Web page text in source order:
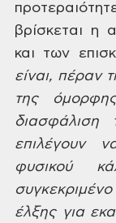
βρίσκεται η
και των
είναι, πέραν
της
διασφάλιση
επιλέγουν
φυσικού
έλξης για